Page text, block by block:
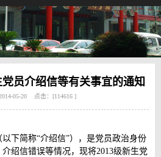
员介绍信等有关事宜的通知
05-20 点击：[114616 ]
下简称“介绍信”），是党员政治身份
绍信错误等情况，现将2013级新生党